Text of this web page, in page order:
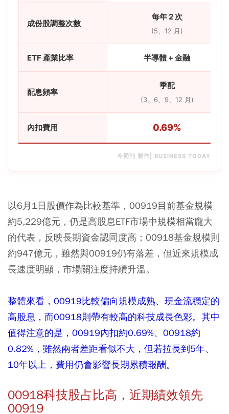
成份股調整次數
每年 2 次
(5、12 月)
ETF 產業比率 半導體 + 金融
配息頻率
季配
(3、6、9、12 月)
內扣費用 0.69%
今周刊 製作| BUSINESS TODAY
以6月1日股價作為比較基準，00919目前基金規模
約5,229億元，仍是高股息ETF市場中規模相當龐大
的代表，反映長期資金認同度高；00918基金規模則
約947億元，雖然與00919仍有落差，但近來規模成
長速度明顯，市場關注度持續升溫。
整體來看，00919比較偏向規模成熟、現金流穩定的
高股息，而00918則帶有較高的科技成長色彩。其中
值得注意的是，00919內扣約0.69%、00918約
0.82%，雖然兩者差距看似不大，但若拉長到5年、
10年以上，費用仍會影響長期累積報酬。
00918科技股占比高，近期績效領先
00919